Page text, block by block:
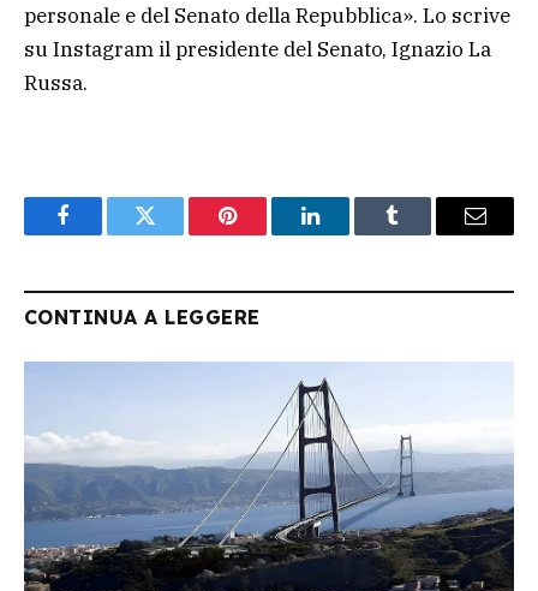
personale e del Senato della Repubblica». Lo scrive
su Instagram il presidente del Senato, Ignazio La
Russa.
FacebookTwitter Pinterest LinkedInTumblr Email
CONTINUA A LEGGERE